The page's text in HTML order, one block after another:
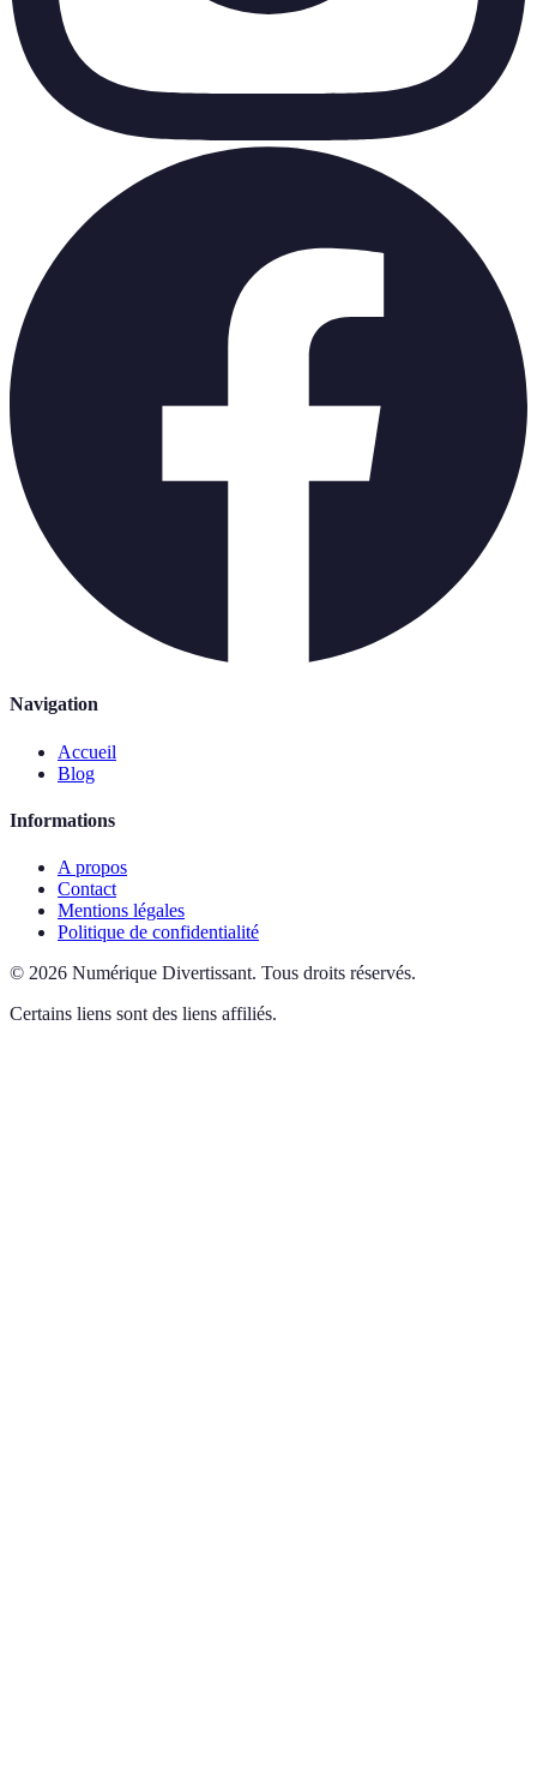
Navigation
Accueil
Blog
Informations
A propos
Contact
Mentions légales
Politique de confidentialité
© 2026 Numérique Divertissant. Tous droits réservés.
Certains liens sont des liens affiliés.